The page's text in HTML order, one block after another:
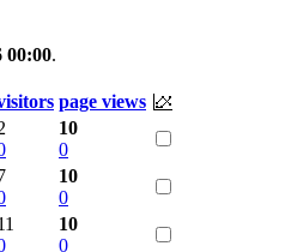
00:00.
page views
10
0
10
0
10
0